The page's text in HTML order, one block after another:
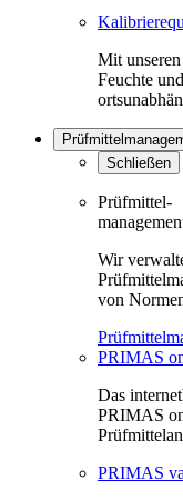
Mit
Feuchte
Schließen
Prüfmittel-
Wir
von
PRIMAS
Das
PRIMAS
PRIMAS